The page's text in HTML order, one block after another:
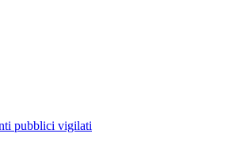
pubblici vigilati